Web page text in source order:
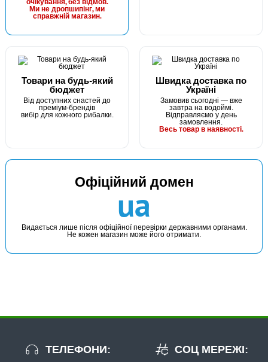
Ми не дропшипінг, ми
справжній магазин.
Товари на будь-який
бюджет
Від доступних снастей до
преміум-брендів
вибір для кожного рибалки.
Швидка доставка по
Україні
Замовив сьогодні — вже
завтра на водоймі.
Відправляємо у день
замовлення.
Весь товар в наявності.
Офіційний домен
ua
Видається лише після офіційної перевірки державними органами.
Не кожен магазин може його отримати.
ТЕЛЕФОНИ: СОЦ МЕРЕЖІ: